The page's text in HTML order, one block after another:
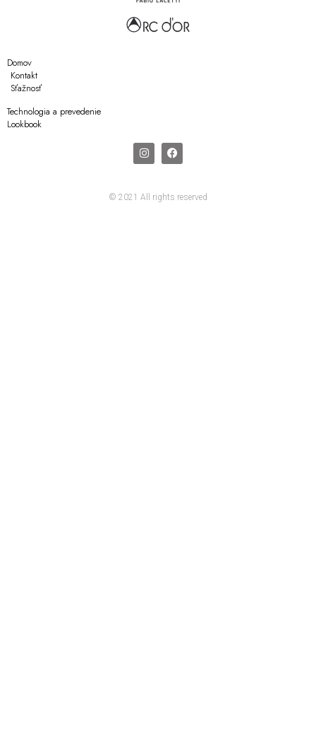
Domov
Kontakt
Sťažnosť
Technologia a prevedenie
Lookbook
© 2021 All rights reserved